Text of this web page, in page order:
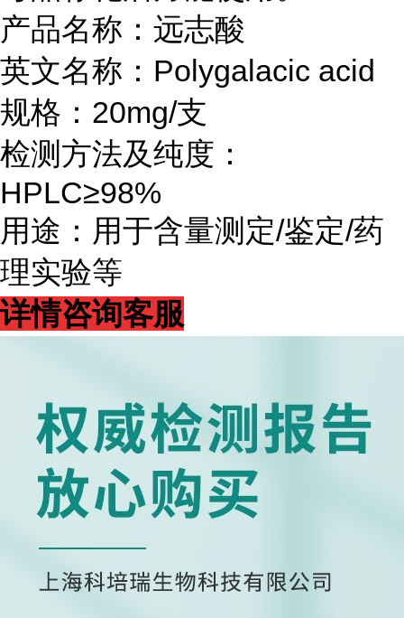
产品名称：远志酸
英文名称：Polygalacic acid
规格：20mg/支
检测方法及纯度：
HPLC≥98%
用途：用于含量测定/鉴定/药
理实验等
详情咨询客服